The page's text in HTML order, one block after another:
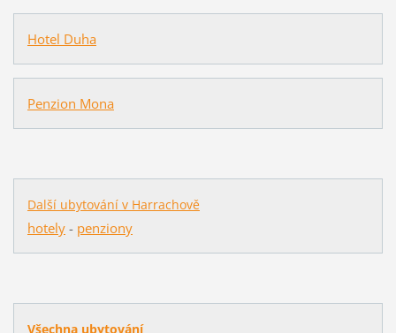
Hotel Duha
Penzion Mona
Další ubytování v Harrachově
hotely- penziony
Všechna ubytování